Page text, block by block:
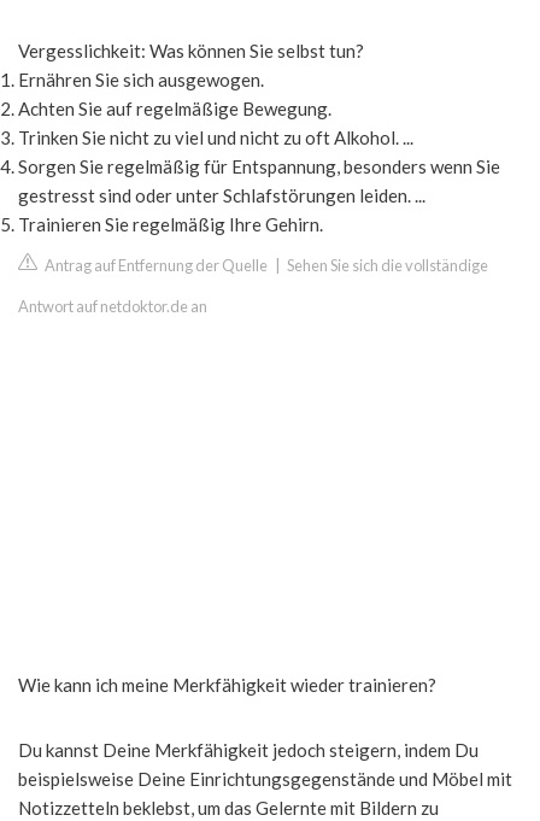
Vergesslichkeit: Was können Sie selbst tun?
Ernähren Sie sich ausgewogen.
Achten Sie auf regelmäßige Bewegung.
Trinken Sie nicht zu viel und nicht zu oft Alkohol. ...
Sorgen Sie regelmäßig für Entspannung, besonders wenn Sie
gestresst sind oder unter Schlafstörungen leiden. ...
Trainieren Sie regelmäßig Ihre Gehirn.
Antrag auf Entfernung der Quelle Sehen Sie sich die vollständige
Antwort auf netdoktor.de an
Wie kann ich meine Merkfähigkeit wieder trainieren?
Du kannst Deine Merkfähigkeit jedoch steigern, indem Du
beispielsweise Deine Einrichtungsgegenstände und Möbel mit
Notizzetteln beklebst, um das Gelernte mit Bildern zu